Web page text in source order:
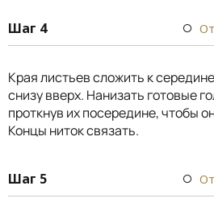
Шаг 4
Края листьев сложить к
снизу вверх. Нанизать готовые
проткнув их посередине, чтобы
Концы ниток связать.
Шаг 5